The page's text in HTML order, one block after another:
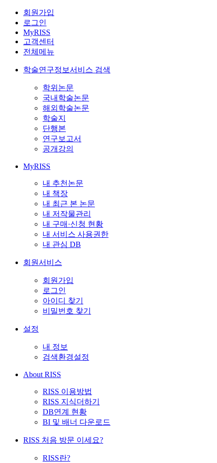
회원가입
로그인
MyRISS
고객센터
전체메뉴
학술연구정보서비스 검색
학위논문
국내학술논문
해외학술논문
학술지
단행본
연구보고서
공개강의
MyRISS
내 추천논문
내 책장
내 최근 본 논문
내 저작물관리
내 구매·신청 현황
내 서비스 사용권한
내 관심 DB
회원서비스
회원가입
로그인
아이디 찾기
비밀번호 찾기
설정
내 정보
검색환경설정
About RISS
RISS 이용방법
RISS 지식더하기
DB연계 현황
BI 및 배너 다운로드
RISS 처음 방문 이세요?
RISS란?